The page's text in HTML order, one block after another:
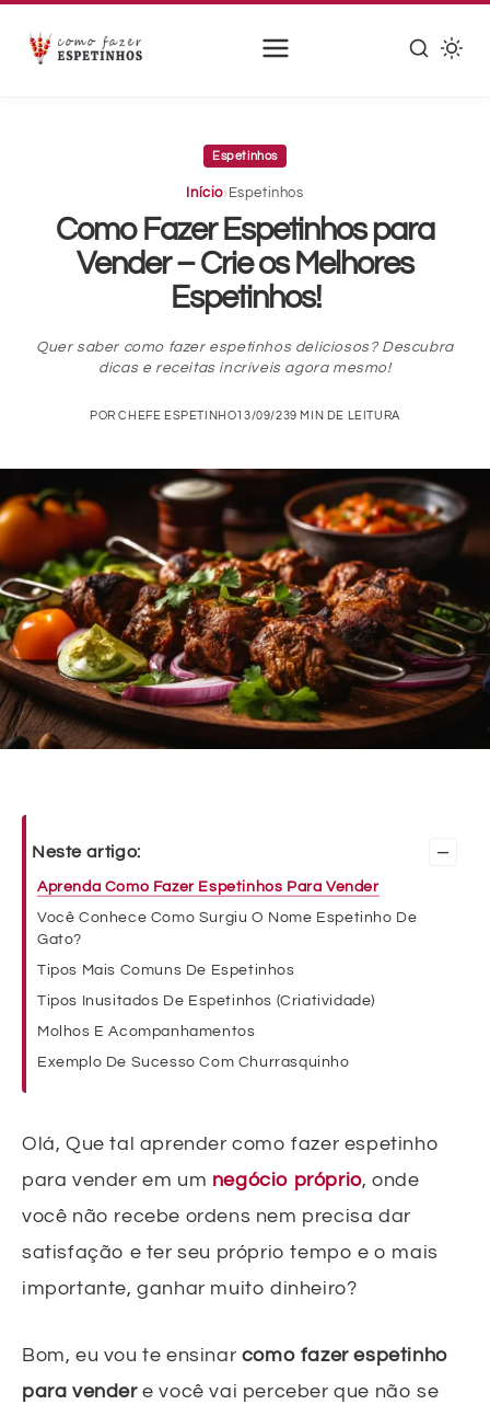
principal
Espetinhos
Início› Espetinhos
Como Fazer Espetinhos para
Vender – Crie os Melhores
Espetinhos!
Quer saber como fazer espetinhos deliciosos? Descubra
dicas e receitas incríveis agora mesmo!
POR CHEFE ESPETINHO13/09/239 MIN DE LEITURA
Neste artigo: –
Aprenda Como Fazer Espetinhos Para Vender
Você Conhece Como Surgiu O Nome Espetinho De
Gato?
Tipos Mais Comuns De Espetinhos
Tipos Inusitados De Espetinhos (Criatividade)
Molhos E Acompanhamentos
Exemplo De Sucesso Com Churrasquinho
Olá, Que tal aprender como fazer espetinho
para vender em um negócio próprio, onde
você não recebe ordens nem precisa dar
satisfação e ter seu próprio tempo e o mais
importante, ganhar muito dinheiro?
Bom, eu vou te ensinar como fazer espetinho
para vendere você vai perceber que não se